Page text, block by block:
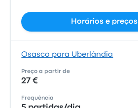
Horários e preços
Osasco para Uberlândia
Preço a partir de
27 €
Frequência